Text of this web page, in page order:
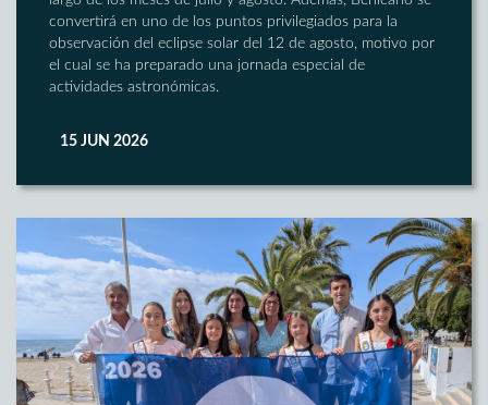
convertirá en uno de los puntos privilegiados para la
observación del eclipse solar del 12 de agosto, motivo por
el cual se ha preparado una jornada especial de
actividades astronómicas.
15 JUN 2026